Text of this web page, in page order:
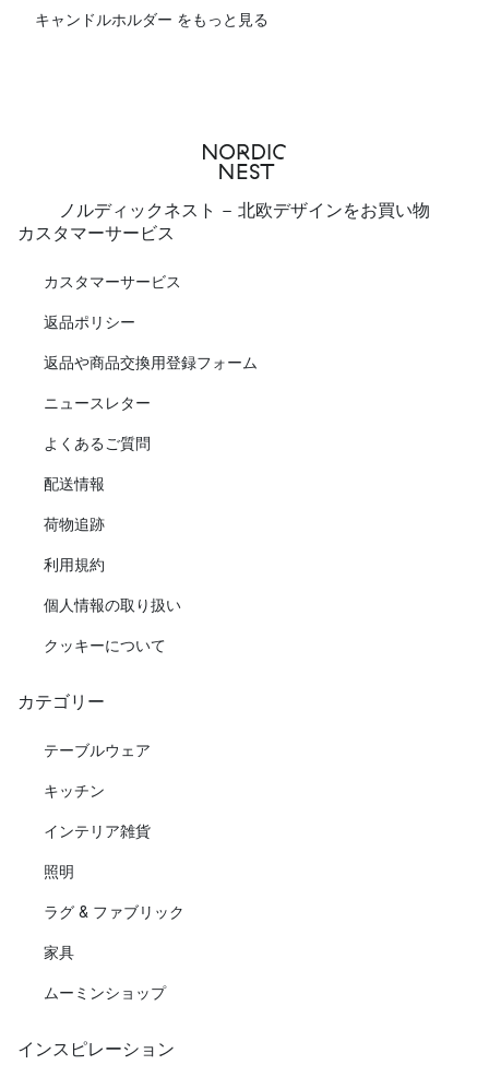
キャンドルホルダー をもっと見る
ノルディックネスト - 北欧デザインをお買い物
カスタマーサービス
カスタマーサービス
返品ポリシー
返品や商品交換用登録フォーム
ニュースレター
よくあるご質問
配送情報
荷物追跡
利用規約
個人情報の取り扱い
クッキーについて
カテゴリー
テーブルウェア
キッチン
インテリア雑貨
照明
ラグ & ファブリック
家具
ムーミンショップ
インスピレーション